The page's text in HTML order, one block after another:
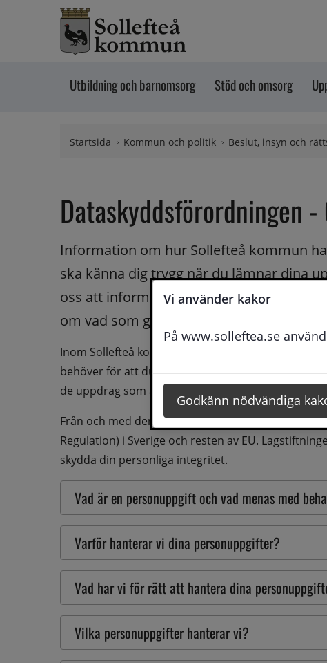
Vi använder kakor
På www.solleftea.se
Godkänn nödvändiga
Hoppa till innehåll
Utbildning och barnomsorg Stöd och omsorg
Startsida Kommun och politik Beslut, insyn och
Dataskyddsförordningen -
Information om hur Sollefteå kommun
ska känna dig trygg när du lämnar dina
oss att informera om hur vi hanterar dina
om vad som gäller.
Inom Sollefteå kommun hanterar vi
behöver för att du ska få det stöd och den
de uppdrag som åligger kommunen.
Från och med den 25 maj 2018 gäller en ny
Regulation) i Sverige och resten av EU.
skydda din personliga integritet.
Vad är en personuppgift och vad menas med
Varför hanterar vi dina personuppgifter?
Vad har vi för rätt att hantera dina
Vilka personuppgifter hanterar vi?